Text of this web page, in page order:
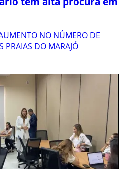
NO NÚMERO DE
PRAIAS DO MARAJÓ